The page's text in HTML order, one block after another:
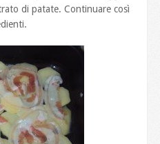
di patate. Continuare così